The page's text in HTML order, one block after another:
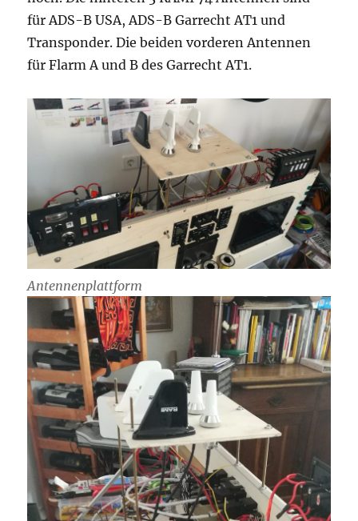
für ADS-B USA, ADS-B Garrecht AT1 und
Transponder. Die beiden vorderen Antennen
für Flarm A und B des Garrecht AT1.
Antennenplattform